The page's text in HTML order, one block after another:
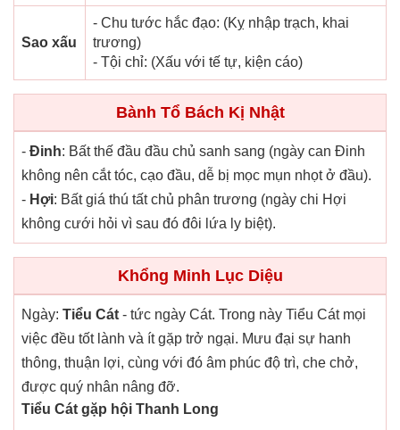
Sao xấu
- Chu tước hắc đạo: (Kỵ nhập trạch, khai
trương)
- Tội chỉ: (Xấu với tế tự, kiện cáo)
Bành Tổ Bách Kị Nhật
- Đinh: Bất thế đầu đầu chủ sanh sang (ngày can Đinh
không nên cắt tóc, cạo đầu, dễ bị mọc mụn nhọt ở đầu).
- Hợi: Bất giá thú tất chủ phân trương (ngày chi Hợi
không cưới hỏi vì sau đó đôi lứa ly biệt).
Khổng Minh Lục Diệu
Ngày: Tiểu Cát - tức ngày Cát. Trong này Tiểu Cát mọi
việc đều tốt lành và ít gặp trở ngại. Mưu đại sự hanh
thông, thuận lợi, cùng với đó âm phúc độ trì, che chở,
được quý nhân nâng đỡ.
Tiểu Cát gặp hội Thanh Long